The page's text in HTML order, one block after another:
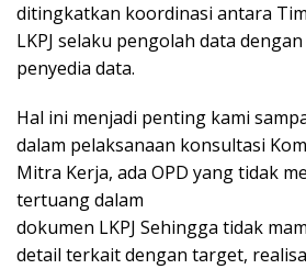
ditingkatkan koordinasi antara
LKPJ selaku pengolah data
penyedia data.
Hal ini menjadi penting kami
dalam pelaksanaan konsultasi
Mitra Kerja, ada OPD yang tidak
tertuang dalam
dokumen LKPJ Sehingga tidak
detail terkait dengan target,